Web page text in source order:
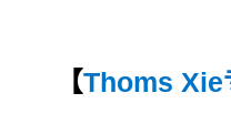
【Thoms Xie